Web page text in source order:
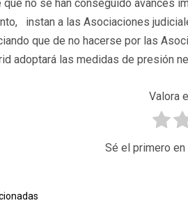
que no se han conseguido avances
instan a las Asociaciones
que de no hacerse por las
adoptará las medidas de presión
Valora
Sé el primero